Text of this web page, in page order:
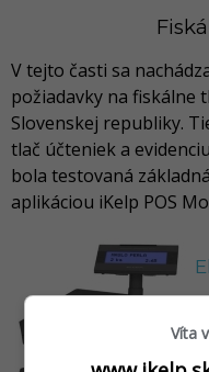
V tejto časti sa
požiadavky na fiskálne
Slovenskej republiky.
tlač účteniek a
bola testovaná
aplikáciou iKelp POS
Víta